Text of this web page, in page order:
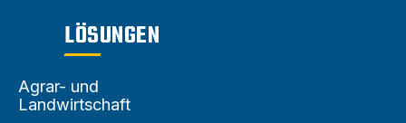
LÖSUNGEN
Agrar- und
Landwirtschaft